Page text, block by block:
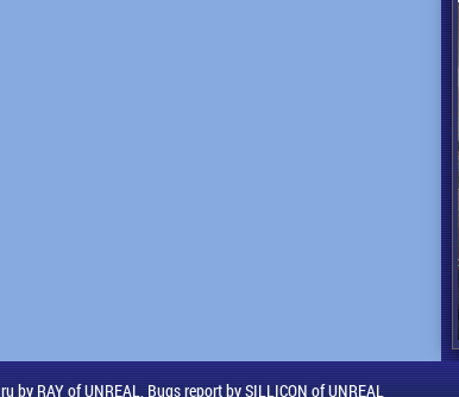
by RAY of UNREAL, Bugs report by SILLICON of UNREAL